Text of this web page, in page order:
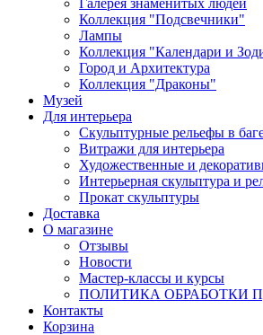
Коллекция "Подсвечники"
Лампы
Коллекция "Календари и
Город и Архитектура
Коллекция "Драконы"
Музей
Для интерьера
Скульптурные рельефы в
Витражи для интерьера
Художественные и
Интерьерная скульптура и
Прокат скульптуры
Доставка
О магазине
Отзывы
Новости
Мастер-классы и курсы
ПОЛИТИКА ОБРАБОТКИ
Контакты
Корзина